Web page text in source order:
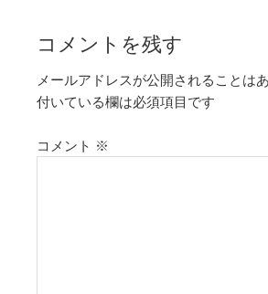
コメントを残す
メールアドレスが公開されることはあ
付いている欄は必須項目です
コメント ※